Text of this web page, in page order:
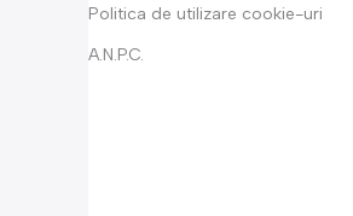
Politica de utilizare cookie-uri
A.N.P.C.